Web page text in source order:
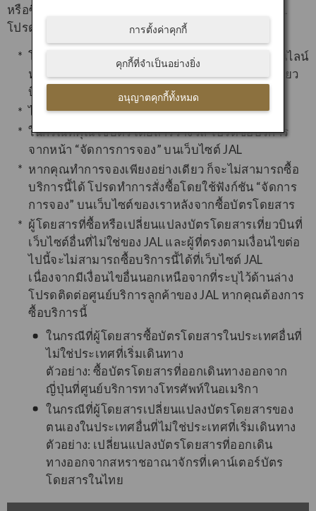
หรือซื้อได้จากฟังก์ชัน “จัดการการจอง” บนเว็บไซต์ JAL
โปรดดูวิธีสมัครรับบริการที่ด้านล่าง
โปรดซื้อบริการนี้ก่อนเช็คอินรวมถึงการเช็คอินออนไลน์
หรือไม่เกินหนึ่งชั่วโมงก่อนเวลาออกเดินทางของเที่ยว
บินระหว่างประเทศ (เวลาท้องถิ่น)
ไม่สามารถซื้อบริการนี้ได้ที่เคาน์เตอร์เช็คอิน
ในกรณีที่คุณใช้บัตรโดยสารรางวัล โปรดซื้อบริการ
จากหน้า “จัดการการจอง” บนเว็บไซต์ JAL
หากคุณทำการจองเพียงอย่างเดียว ก็จะไม่สามารถซื้อ
บริการนี้ได้ โปรดทำการสั่งซื้อโดยใช้ฟังก์ชัน “จัดการ
การจอง” บนเว็บไซต์ของเราหลังจากซื้อบัตรโดยสาร
ผู้โดยสารที่ซื้อหรือเปลี่ยนแปลงบัตรโดยสารเที่ยวบินที่
เว็บไซต์อื่นที่ไม่ใช่ของ JAL และผู้ที่ตรงตามเงื่อนไขต่อ
ไปนี้จะไม่สามารถซื้อบริการนี้ได้ที่เว็บไซต์ JAL
เนื่องจากมีเงื่อนไขอื่นนอกเหนือจากที่ระบุไว้ด้านล่าง
โปรดติดต่อศูนย์บริการลูกค้าของ JAL หากคุณต้องการ
ซื้อบริการนี้
ในกรณีที่ผู้โดยสารซื้อบัตรโดยสารในประเทศอื่นที่
ไม่ใช่ประเทศที่เริ่มเดินทาง
ตัวอย่าง: ซื้อบัตรโดยสารที่ออกเดินทางออกจาก
ญี่ปุ่นที่ศูนย์บริการทางโทรศัพท์ในอเมริกา
ในกรณีที่ผู้โดยสารเปลี่ยนแปลงบัตรโดยสารของ
ตนเองในประเทศอื่นที่ไม่ใช่ประเทศที่เริ่มเดินทาง
ตัวอย่าง: เปลี่ยนแปลงบัตรโดยสารที่ออกเดิน
ทางออกจากสหราชอาณาจักรที่เคาน์เตอร์บัตร
โดยสารในไทย
อนุญาตคุกกี้ทั้งหมด
คุกกี้ที่จำเป็นอย่างยิ่ง
การตั้งค่าคุกกี้